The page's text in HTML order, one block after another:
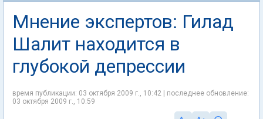
Мнение экспертов: Гилад
Шалит находится в
глубокой депрессии
время публикации: 03 октября 2009 г., 10:42 | последнее обновление:
03 октября 2009 г., 10:59